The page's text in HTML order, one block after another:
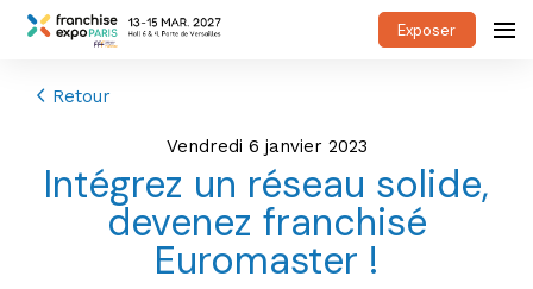
Exposer
Retour
vendredi 6 janvier 2023
Intégrez un réseau solide,
devenez franchisé
Euromaster !